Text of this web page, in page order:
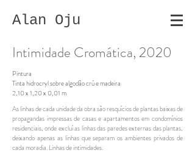
Alan Oju
Intimidade Cromática, 2020
Pintura
Tinta hidrocryl sobre algodão crú e madeira
2,10 x 1,20 x 0,01 m
As linhas de cada unidade da obra são resquícios de plantas baixas de
propagandas impressas de casas e apartamentos em condomínios
residenciais, onde excluí as linhas das paredes externas das plantas,
deixando apenas as linhas que separam os ambientes privados de
cada moradia. Linhas de intimidades.